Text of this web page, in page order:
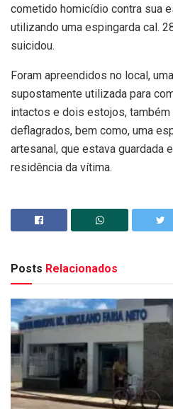
cometido homicídio contra sua
utilizando uma espingarda cal.
suicidou.
Foram apreendidos no local,
supostamente utilizada para
intactos e dois estojos,
deflagrados, bem como, uma
artesanal, que estava guardada
residência da vítima.
Posts Relacionados